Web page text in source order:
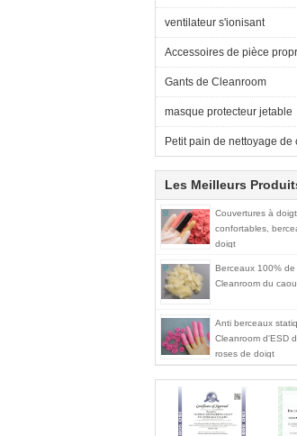
ventilateur s'ionisant
Accessoires de pièce
Gants de Cleanroom
masque protecteur jetable
Petit pain de nettoyage de
Les Meilleurs
Couvertures à
confortables,
doigt
Berceaux 100% de
Cleanroom du
Anti berceaux
Cleanroom d'ESD
roses de doigt